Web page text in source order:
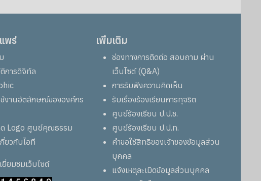
พร่
การดิจิทัล
ช้งานอัตลักษณ์ขององค์กร
ด Logo ศูนย์คุณธรรม
ยวกับไอที
ยี่ยมชมเว็บไซต์
เพิ่มเติม
ช่องทางการติดต่อ สอบถาม ผ่าน
เว็บไซต์ (Q&A)
การรับฟังความคิดเห็น
รับเรื่องร้องเรียนการทุจริต
ศูนย์ร้องเรียน ป.ป.ช.
ศูนย์ร้องเรียน ป.ป.ท.
คำขอใช้สิทธิของเจ้าของข้อมูลส่วน
บุคคล
แจ้งเหตุละเมิดข้อมูลส่วนบุคคล